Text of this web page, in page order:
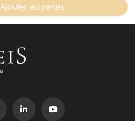
Ajouter au panier